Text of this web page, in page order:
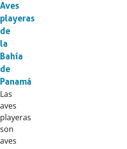
Aves
playeras
de
la
Bahía
de
Panamá
Las
aves
playeras
son
aves